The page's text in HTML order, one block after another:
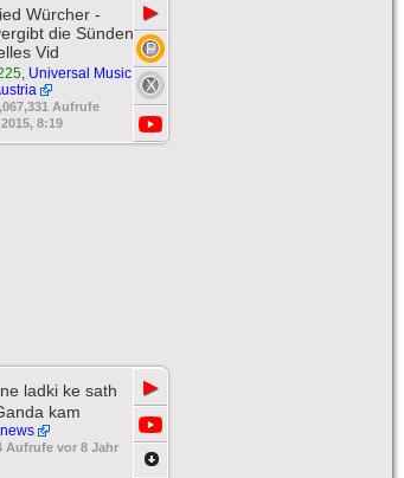
Würcher -
die Sünden
Vid
, Universal Music
Aufrufe
8:19
▶
ladki ke sath
kam
Aufrufe vor 8 Jahr
▶